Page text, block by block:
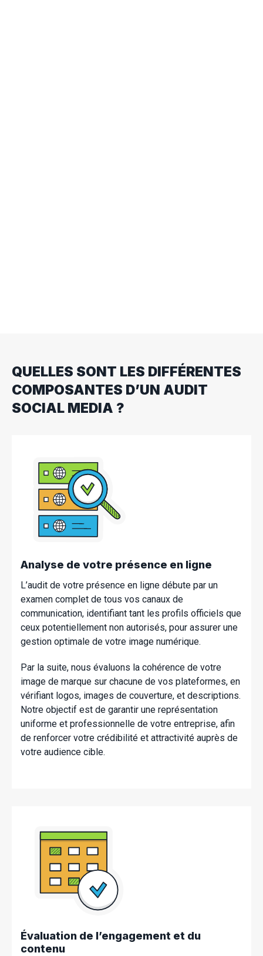
QUELLES SONT LES DIFFÉRENTES
COMPOSANTES D’UN AUDIT
SOCIAL MEDIA ?
Analyse de votre présence en ligne
L’audit de votre présence en ligne débute par un
examen complet de tous vos canaux de
communication, identifiant tant les profils officiels que
ceux potentiellement non autorisés, pour assurer une
gestion optimale de votre image numérique.
Par la suite, nous évaluons la cohérence de votre
image de marque sur chacune de vos plateformes, en
vérifiant logos, images de couverture, et descriptions.
Notre objectif est de garantir une représentation
uniforme et professionnelle de votre entreprise, afin
de renforcer votre crédibilité et attractivité auprès de
votre audience cible.
Évaluation de l’engagement et du
contenu